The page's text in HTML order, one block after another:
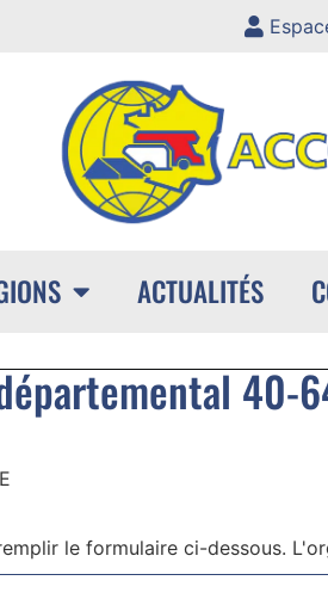
ACTUALITÉS
40-
le formulaire ci-dessous.